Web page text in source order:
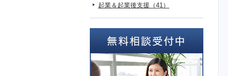
起業＆起業後支援（41）